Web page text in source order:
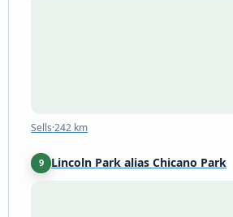
Sells·242 km
9 Lincoln Park alias Chicano Park